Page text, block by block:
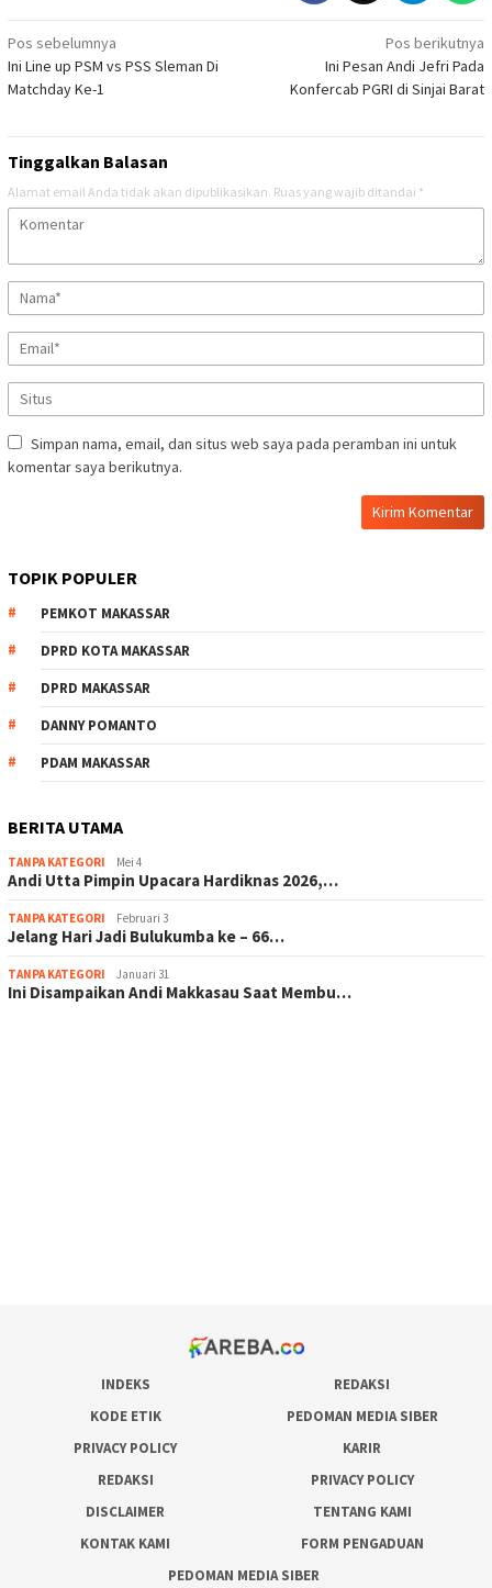
Navigasi
pos
Pos sebelumnya
Ini Line up PSM vs PSS Sleman Di
Matchday Ke-1
Pos berikutnya
Ini Pesan Andi Jefri Pada
Konfercab PGRI di Sinjai Barat
Tinggalkan Balasan
Alamat email Anda tidak akan dipublikasikan. Ruas yang wajib ditandai *
Simpan nama, email, dan situs web saya pada peramban ini untuk
komentar saya berikutnya.
TOPIK POPULER
PEMKOT MAKASSAR
DPRD KOTA MAKASSAR
DPRD MAKASSAR
DANNY POMANTO
PDAM MAKASSAR
BERITA UTAMA
TANPA KATEGORI Mei 4
Andi Utta Pimpin Upacara Hardiknas 2026,…
TANPA KATEGORI Februari 3
Jelang Hari Jadi Bulukumba ke – 66…
TANPA KATEGORI Januari 31
Ini Disampaikan Andi Makkasau Saat Membu…
INDEKS
REDAKSI
KODE ETIK
PEDOMAN MEDIA SIBER
PRIVACY POLICY
KARIR
REDAKSI
PRIVACY POLICY
DISCLAIMER
TENTANG KAMI
KONTAK KAMI
FORM PENGADUAN
PEDOMAN MEDIA SIBER